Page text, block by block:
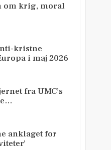
om krig, moral
kristne
i maj 2026
fra UMC’s
anklaget for